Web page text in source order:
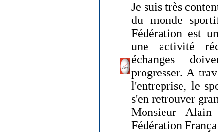
Je suis très
du monde
Fédération est
une activité
échanges
progresser. A
l'entreprise, le
s'en retrouver
Monsieur
Fédération